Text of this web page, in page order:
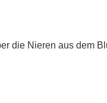
die Nieren aus dem